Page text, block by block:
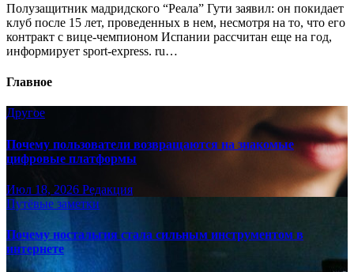
Полузащитник мадридского “Реала” Гути заявил: он покидает
клуб после 15 лет, проведенных в нем, несмотря на то, что его
контракт с вице-чемпионом Испании рассчитан еще на год,
информирует sport-express. ru…
Главное
Другое
Почему пользователи возвращаются на знакомые
цифровые платформы
Июл 18, 2026 Редакция
Путёвые заметки
Почему ностальгия стала сильным инструментом в
интернете